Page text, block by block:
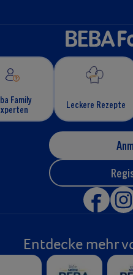
Family
Leckere​ Rezepte
Entdecke mehr